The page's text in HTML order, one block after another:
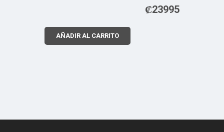
₡23995
AÑADIR AL CARRITO